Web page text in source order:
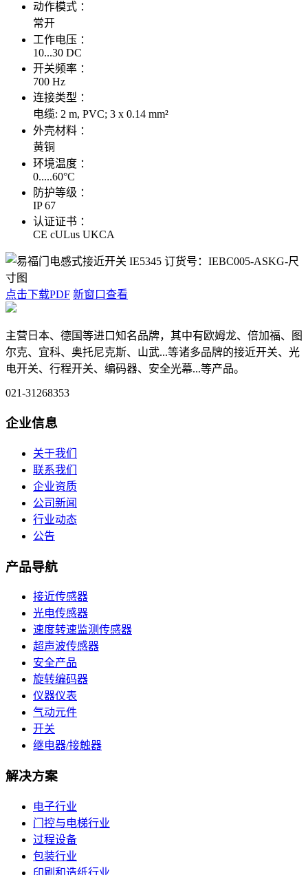
动作模式 ：
常开
工作电压 ：
10...30 DC
开关频率 ：
700 Hz
连接类型 ：
电缆: 2 m, PVC; 3 x 0.14 mm²
外壳材料 ：
黄铜
环境温度 ：
0.....60°C
防护等级 ：
IP 67
认证证书 ：
CE cULus UKCA
点击下载PDF 新窗口查看
主营日本、德国等进口知名品牌，其中有欧姆龙、倍加福、图
尔克、宜科、奥托尼克斯、山武...等诸多品牌的接近开关、光
电开关、行程开关、编码器、安全光幕...等产品。
021-31268353
企业信息
关于我们
联系我们
企业资质
公司新闻
行业动态
公告
产品导航
接近传感器
光电传感器
速度转速监测传感器
超声波传感器
安全产品
旋转编码器
仪器仪表
气动元件
开关
继电器/接触器
解决方案
电子行业
门控与电梯行业
过程设备
包装行业
印刷和造纸行业